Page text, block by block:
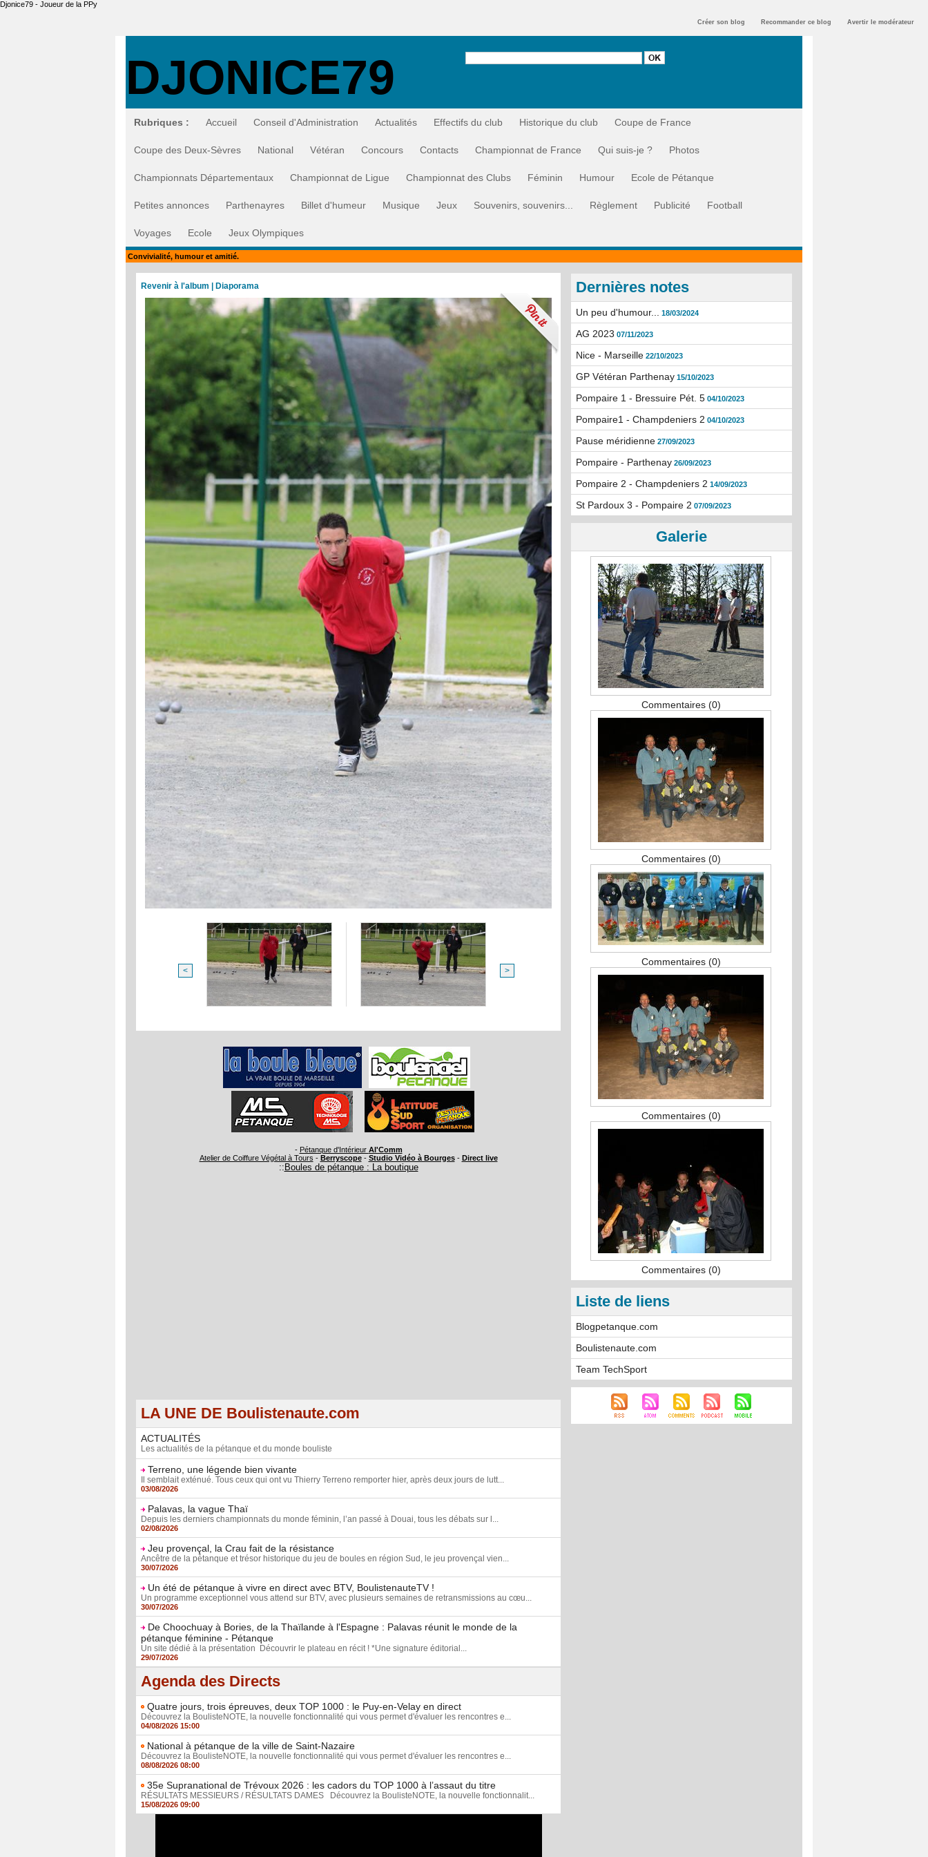
Djonice79 - Joueur de la PPy
Créer son blog Recommander ce blog Avertir le modérateur
DJONICE79
Rubriques : Accueil Conseil d'Administration Actualités Effectifs du club Historique du club Coupe de France
Coupe des Deux-Sèvres National Vétéran Concours Contacts Championnat de France Qui suis-je ? Photos
Championnats Départementaux Championnat de Ligue Championnat des Clubs Féminin Humour Ecole de Pétanque
Petites annonces Parthenayres Billet d'humeur Musique Jeux Souvenirs, souvenirs... Règlement Publicité Football
Voyages Ecole Jeux Olympiques
Convivialité, humour et amitié.
Revenir à l'album Diaporama
< >
- Pétanque d'Intérieur Al'Comm
Atelier de Coiffure Végétal à Tours - Berryscope- Studio Vidéo à Bourges- Direct live
::Boules de pétanque : La boutique
LA UNE DE Boulistenaute.com
ACTUALITÉS
Les actualités de la pétanque et du monde bouliste
Terreno, une légende bien vivante
Il semblait exténué. Tous ceux qui ont vu Thierry Terreno remporter hier, après deux jours de lutt...
03/08/2026
Palavas, la vague Thaï
Depuis les derniers championnats du monde féminin, l’an passé à Douai, tous les débats sur l...
02/08/2026
Jeu provençal, la Crau fait de la résistance
Ancêtre de la pétanque et trésor historique du jeu de boules en région Sud, le jeu provençal vien...
30/07/2026
Un été de pétanque à vivre en direct avec BTV, BoulistenauteTV !
Un programme exceptionnel vous attend sur BTV, avec plusieurs semaines de retransmissions au cœu...
30/07/2026
De Choochuay à Bories, de la Thaïlande à l'Espagne : Palavas réunit le monde de la
pétanque féminine - Pétanque
Un site dédié à la présentation Découvrir le plateau en récit ! *Une signature éditorial...
29/07/2026
Agenda des Directs
Quatre jours, trois épreuves, deux TOP 1000 : le Puy-en-Velay en direct
Découvrez la BoulisteNOTE, la nouvelle fonctionnalité qui vous permet d'évaluer les rencontres e...
04/08/2026 15:00
National à pétanque de la ville de Saint-Nazaire
Découvrez la BoulisteNOTE, la nouvelle fonctionnalité qui vous permet d'évaluer les rencontres e...
08/08/2026 08:00
35e Supranational de Trévoux 2026 : les cadors du TOP 1000 à l’assaut du titre
RÉSULTATS MESSIEURS / RÉSULTATS DAMES Découvrez la BoulisteNOTE, la nouvelle fonctionnalit...
15/08/2026 09:00
Dernières notes
Un peu d'humour... 18/03/2024
AG 2023 07/11/2023
Nice - Marseille 22/10/2023
GP Vétéran Parthenay 15/10/2023
Pompaire 1 - Bressuire Pét. 5 04/10/2023
Pompaire1 - Champdeniers 2 04/10/2023
Pause méridienne 27/09/2023
Pompaire - Parthenay 26/09/2023
Pompaire 2 - Champdeniers 2 14/09/2023
St Pardoux 3 - Pompaire 2 07/09/2023
Galerie
Commentaires (0)
Commentaires (0)
Commentaires (0)
Commentaires (0)
Commentaires (0)
Liste de liens
Blogpetanque.com
Boulistenaute.com
Team TechSport